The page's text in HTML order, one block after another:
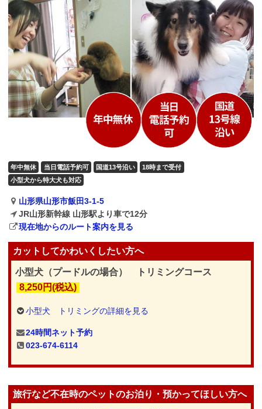
年中無休 当日電話予約可 国道13号沿い
18時まで受付
小型犬から特大犬も対応
山形県山形市飯田3-1-5
JR山形新幹線 山形駅より車で12分
現在地からのルート案内を見る
カットしてかわいくしたい方へ
小型犬（プードルの場合） トリミングコース
8,250円(税込)
小型犬 トリミングの詳細を見る
24時間ネット予約
023-674-6114
旅行など不在時のペットのお泊り・預かってほしい方へ